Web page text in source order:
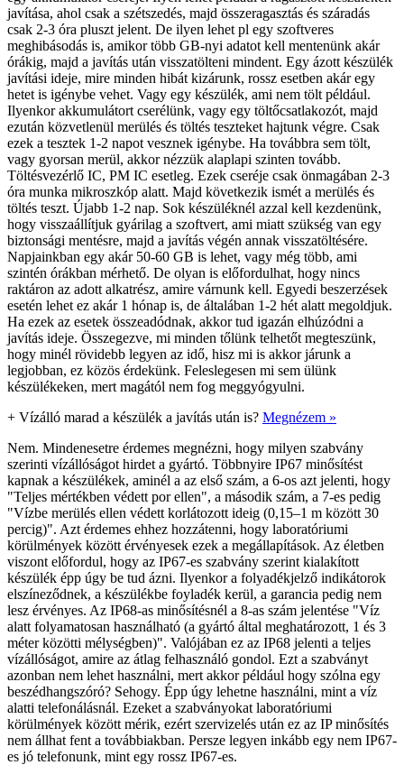
javítása, ahol csak a szétszedés, majd összeragasztás és száradás
csak 2-3 óra pluszt jelent. De ilyen lehet pl egy szoftveres
meghibásodás is, amikor több GB-nyi adatot kell mentenünk akár
órákig, majd a javítás után visszatölteni mindent. Egy ázott készülék
javítási ideje, mire minden hibát kizárunk, rossz esetben akár egy
hetet is igénybe vehet. Vagy egy készülék, ami nem tölt például.
Ilyenkor akkumulátort cserélünk, vagy egy töltőcsatlakozót, majd
ezután közvetlenül merülés és töltés teszteket hajtunk végre. Csak
ezek a tesztek 1-2 napot vesznek igénybe. Ha továbbra sem tölt,
vagy gyorsan merül, akkor nézzük alaplapi szinten tovább.
Töltésvezérlő IC, PM IC esetleg. Ezek cseréje csak önmagában 2-3
óra munka mikroszkóp alatt. Majd következik ismét a merülés és
töltés teszt. Újabb 1-2 nap. Sok készüléknél azzal kell kezdenünk,
hogy visszaállítjuk gyárilag a szoftvert, ami miatt szükség van egy
biztonsági mentésre, majd a javítás végén annak visszatöltésére.
Napjainkban egy akár 50-60 GB is lehet, vagy még több, ami
szintén órákban mérhető. De olyan is előfordulhat, hogy nincs
raktáron az adott alkatrész, amire várnunk kell. Egyedi beszerzések
esetén lehet ez akár 1 hónap is, de általában 1-2 hét alatt megoldjuk.
Ha ezek az esetek összeadódnak, akkor tud igazán elhúzódni a
javítás ideje. Összegezve, mi minden tőlünk telhetőt megteszünk,
hogy minél rövidebb legyen az idő, hisz mi is akkor járunk a
legjobban, ez közös érdekünk. Feleslegesen mi sem ülünk
készülékeken, mert magától nem fog meggyógyulni.
+ Vízálló marad a készülék a javítás után is? Megnézem »
Nem. Mindenesetre érdemes megnézni, hogy milyen szabvány
szerinti vízállóságot hirdet a gyártó. Többnyire IP67 minősítést
kapnak a készülékek, aminél a az első szám, a 6-os azt jelenti, hogy
"Teljes mértékben védett por ellen", a második szám, a 7-es pedig
"Vízbe merülés ellen védett korlátozott ideig (0,15–1 m között 30
percig)". Azt érdemes ehhez hozzátenni, hogy laboratóriumi
körülmények között érvényesek ezek a megállapítások. Az életben
viszont előfordul, hogy az IP67-es szabvány szerint kialakított
készülék épp úgy be tud ázni. Ilyenkor a folyadékjelző indikátorok
elszíneződnek, a készülékbe foyladék kerül, a garancia pedig nem
lesz érvényes. Az IP68-as minősítésnél a 8-as szám jelentése "Víz
alatt folyamatosan használható (a gyártó által meghatározott, 1 és 3
méter közötti mélységben)". Valójában ez az IP68 jelenti a teljes
vízállóságot, amire az átlag felhasználó gondol. Ezt a szabványt
azonban nem lehet használni, mert akkor például hogy szólna egy
beszédhangszóró? Sehogy. Épp úgy lehetne használni, mint a víz
alatti telefonálásnál. Ezeket a szabványokat laboratóriumi
körülmények között mérik, ezért szervizelés után ez az IP minősítés
nem állhat fent a továbbiakban. Persze legyen inkább egy nem IP67-
es jó telefonunk, mint egy rossz IP67-es.